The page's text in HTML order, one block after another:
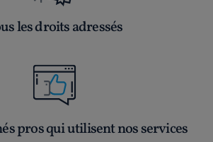
les droits adressés
pros qui utilisent nos services